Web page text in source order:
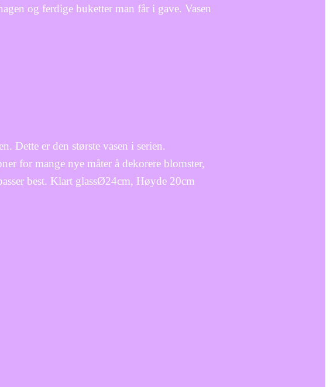
og ferdige buketter man får i gave. Vasen
Dette er den største vasen i serien.
for mange nye måter å dekorere blomster,
best. Klart glassØ24cm, Høyde 20cm